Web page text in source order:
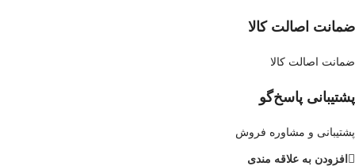
ضمانت اصالت کالا
ضمانت اصالت کالا
پشتیبانی پاسخ‌گو
پشتیبانی و مشاوره فروش
افزودن به علاقه مندی